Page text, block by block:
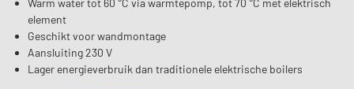
Warm water tot 60 °C via warmtepomp, tot 70 °C met elektrisch
element
Geschikt voor wandmontage
Aansluiting 230 V
Lager energieverbruik dan traditionele elektrische boilers